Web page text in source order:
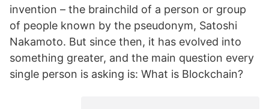
invention – the brainchild of a person or group
of people known by the pseudonym, Satoshi
Nakamoto. But since then, it has evolved into
something greater, and the main question every
single person is asking is: What is Blockchain?